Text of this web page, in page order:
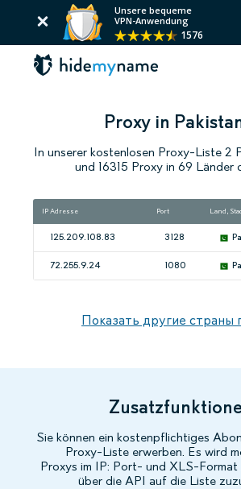
Unsere bequeme
VPN-Anwendung
1576
Proxy in
In unserer kostenlosen Proxy-Liste 2
und 16315 Proxy in 69 Länder
IP Adresse Port Land,
125.209.108.83 3128
72.255.9.24 1080
Показать другие страны
Sie können ein kostenpflichtiges
Proxy-Liste erwerben. Es wird
Proxys im IP: Port- und XLS-Format
über die API auf die Liste